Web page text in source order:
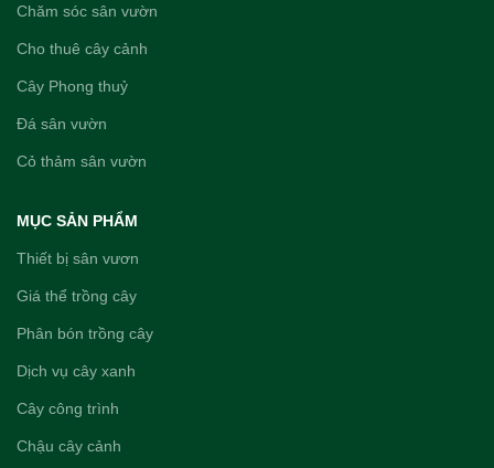
Chăm sóc sân vườn
Cho thuê cây cảnh
Cây Phong thuỷ
Đá sân vườn
Cỏ thảm sân vườn
MỤC SẢN PHẨM
Thiết bị sân vươn
Giá thể trồng cây
Phân bón trồng cây
Dịch vụ cây xanh
Cây công trình
Chậu cây cảnh